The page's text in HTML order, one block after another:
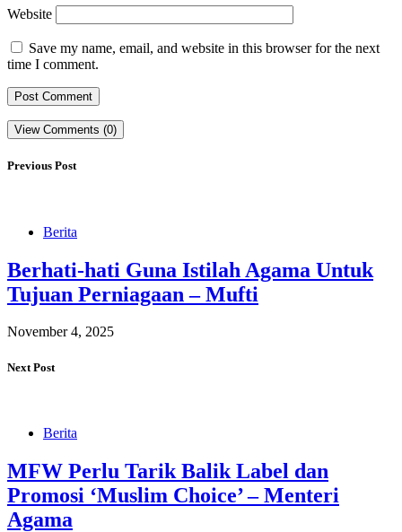
Website
Save my name, email, and website in this browser for the next
time I comment.
View Comments (0)
Previous Post
Berita
Berhati-hati Guna Istilah Agama Untuk
Tujuan Perniagaan – Mufti
November 4, 2025
Next Post
Berita
MFW Perlu Tarik Balik Label dan
Promosi ‘Muslim Choice’ – Menteri
Agama